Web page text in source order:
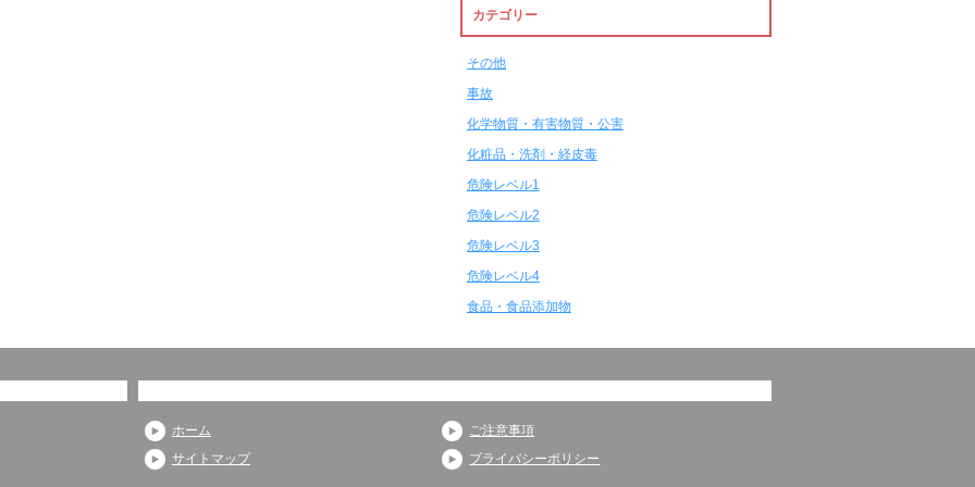
カテゴリー
その他
事故
化学物質・有害物質・公害
化粧品・洗剤・経皮毒
危険レベル1
危険レベル2
危険レベル3
危険レベル4
食品・食品添加物
ホーム
サイトマップ
ご注意事項
プライバシーポリシー